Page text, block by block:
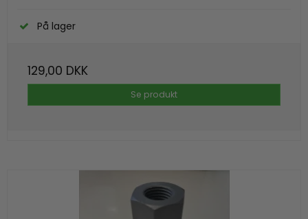
På lager
129,00 DKK
Se produkt